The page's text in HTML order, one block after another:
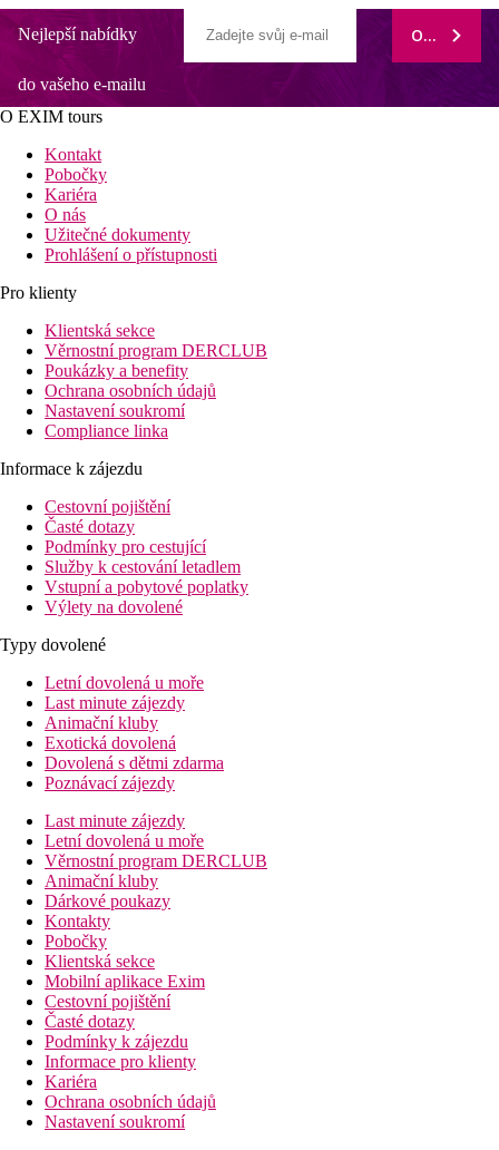
Nejlepší nabídky
do vašeho e-mailu
ODEBÍRAT
O EXIM tours
Kontakt
Pobočky
Kariéra
O nás
Užitečné dokumenty
Prohlášení o přístupnosti
Pro klienty
Klientská sekce
Věrnostní program DERCLUB
Poukázky a benefity
Ochrana osobních údajů
Nastavení soukromí
Compliance linka
Informace k zájezdu
Cestovní pojištění
Časté dotazy
Podmínky pro cestující
Služby k cestování letadlem
Vstupní a pobytové poplatky
Výlety na dovolené
Typy dovolené
Letní dovolená u moře
Last minute zájezdy
Animační kluby
Exotická dovolená
Dovolená s dětmi zdarma
Poznávací zájezdy
Last minute zájezdy
Letní dovolená u moře
Věrnostní program DERCLUB
Animační kluby
Dárkové poukazy
Kontakty
Pobočky
Klientská sekce
Mobilní aplikace Exim
Cestovní pojištění
Časté dotazy
Podmínky k zájezdu
Informace pro klienty
Kariéra
Ochrana osobních údajů
Nastavení soukromí